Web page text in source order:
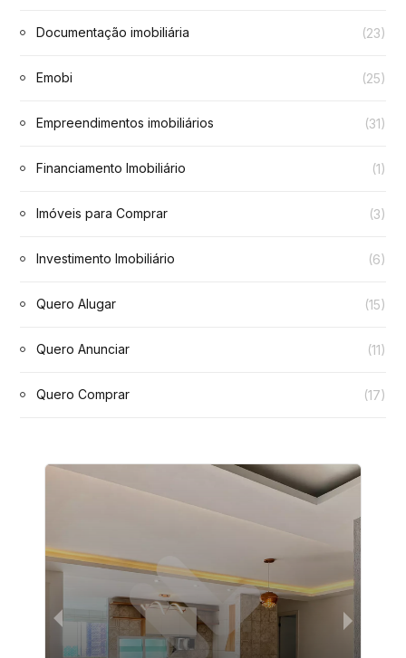
Documentação imobiliária (23)
Emobi (25)
Empreendimentos imobiliários (31)
Financiamento Imobiliário (1)
Imóveis para Comprar (3)
Investimento Imobiliário (6)
Quero Alugar (15)
Quero Anunciar (11)
Quero Comprar (17)